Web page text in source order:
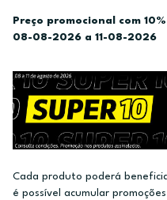
Preço promocional com
08-08-2026 a 11-08-2026
Cada produto poderá
é possível acumular